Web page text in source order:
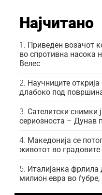
Најчитано
Приведен возачот
во спротивна насока
Велес
Научниците
длабоко под
Сателитски снимки
сериозноста – Дунав
Македонија се
животот во
Италијанка фрлила
милион евра во